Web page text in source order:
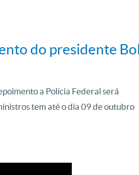
do presidente
a Polícia Federal será
tem até o dia 09 de outubro